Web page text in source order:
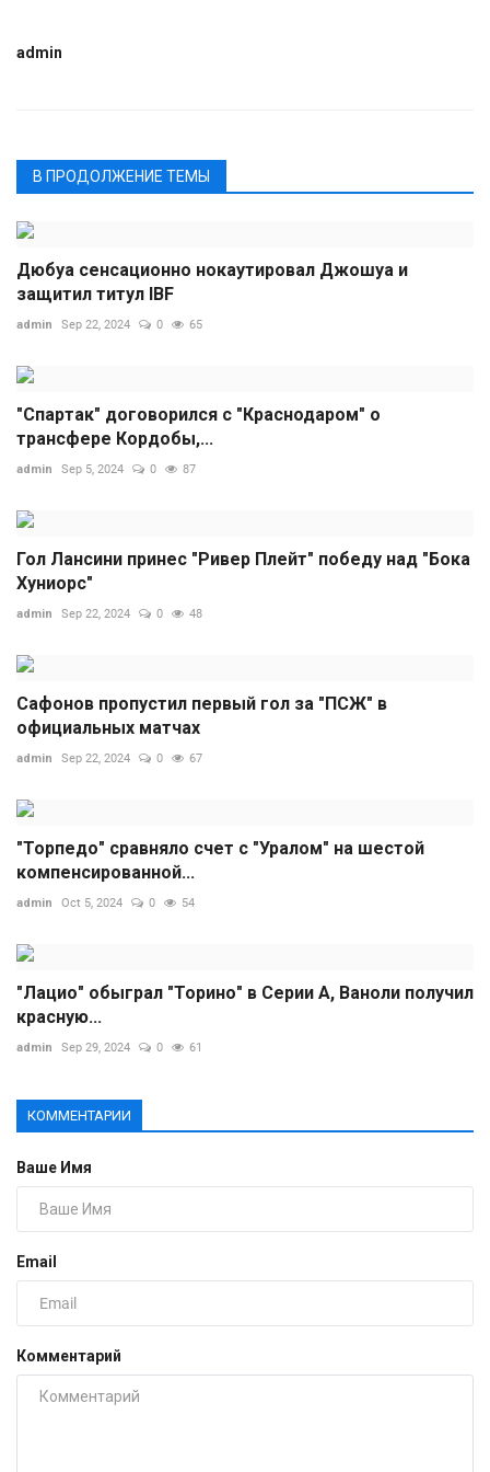
admin
В ПРОДОЛЖЕНИЕ ТЕМЫ
Дюбуа сенсационно нокаутировал Джошуа и
защитил титул IBF
admin Sep 22, 2024 0 65
"Спартак" договорился с "Краснодаром" о
трансфере Кордобы,...
admin Sep 5, 2024 0 87
Гол Лансини принес "Ривер Плейт" победу над "Бока
Хуниорс"
admin Sep 22, 2024 0 48
Сафонов пропустил первый гол за "ПСЖ" в
официальных матчах
admin Sep 22, 2024 0 67
"Торпедо" сравняло счет с "Уралом" на шестой
компенсированной...
admin Oct 5, 2024 0 54
"Лацио" обыграл "Торино" в Серии А, Ваноли получил
красную...
admin Sep 29, 2024 0 61
КОММЕНТАРИИ
Ваше Имя
Email
Комментарий